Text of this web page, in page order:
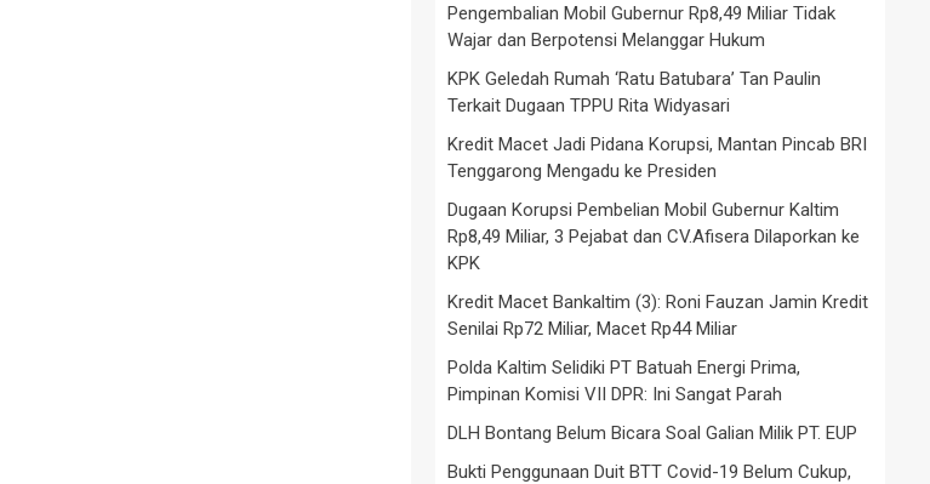
Pengembalian Mobil Gubernur Rp8,49 Miliar Tidak
Wajar dan Berpotensi Melanggar Hukum
KPK Geledah Rumah ‘Ratu Batubara’ Tan Paulin
Terkait Dugaan TPPU Rita Widyasari
Kredit Macet Jadi Pidana Korupsi, Mantan Pincab BRI
Tenggarong Mengadu ke Presiden
Dugaan Korupsi Pembelian Mobil Gubernur Kaltim
Rp8,49 Miliar, 3 Pejabat dan CV.Afisera Dilaporkan ke
KPK
Kredit Macet Bankaltim (3): Roni Fauzan Jamin Kredit
Senilai Rp72 Miliar, Macet Rp44 Miliar
Polda Kaltim Selidiki PT Batuah Energi Prima,
Pimpinan Komisi VII DPR: Ini Sangat Parah
DLH Bontang Belum Bicara Soal Galian Milik PT. EUP
Bukti Penggunaan Duit BTT Covid-19 Belum Cukup,